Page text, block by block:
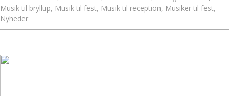
Musik til bryllup, Musik til fest, Musik til reception, Musiker til fest,
Nyheder